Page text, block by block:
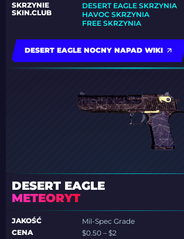
SKRZYNIE
SKIN.CLUB
DESERT EAGLE SKRZYNIA
HAVOC SKRZYNIA
FREE SKRZYNIA
DESERT EAGLE NOCNY NAPAD WIKI
DESERT EAGLE
METEORYT
JAKOŚĆ
Mil-Spec Grade
CENA
$0.50 – $2